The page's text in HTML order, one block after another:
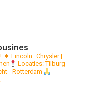
Lincoln | Chrysler |
Locaties: Tilburg
- Rotterdam